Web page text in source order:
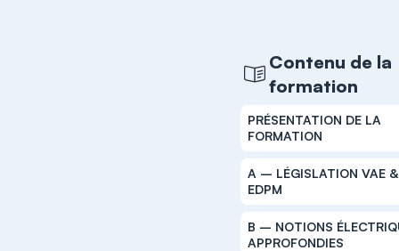
Contenu de la
formation
PRÉSENTATION DE LA
FORMATION
A – LÉGISLATION VAE &
EDPM
B – NOTIONS
APPROFONDIES